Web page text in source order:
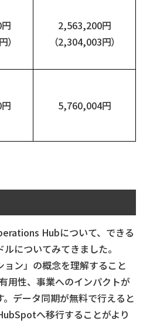
）
2,563,200円
（2,304,003円）
5,760,004円
Hubについて、できる
についてみてきました。
ョン」の概念を理解すること
用性、事業へのインパクトが
データ同期が無料で行えると
へ移行することがより